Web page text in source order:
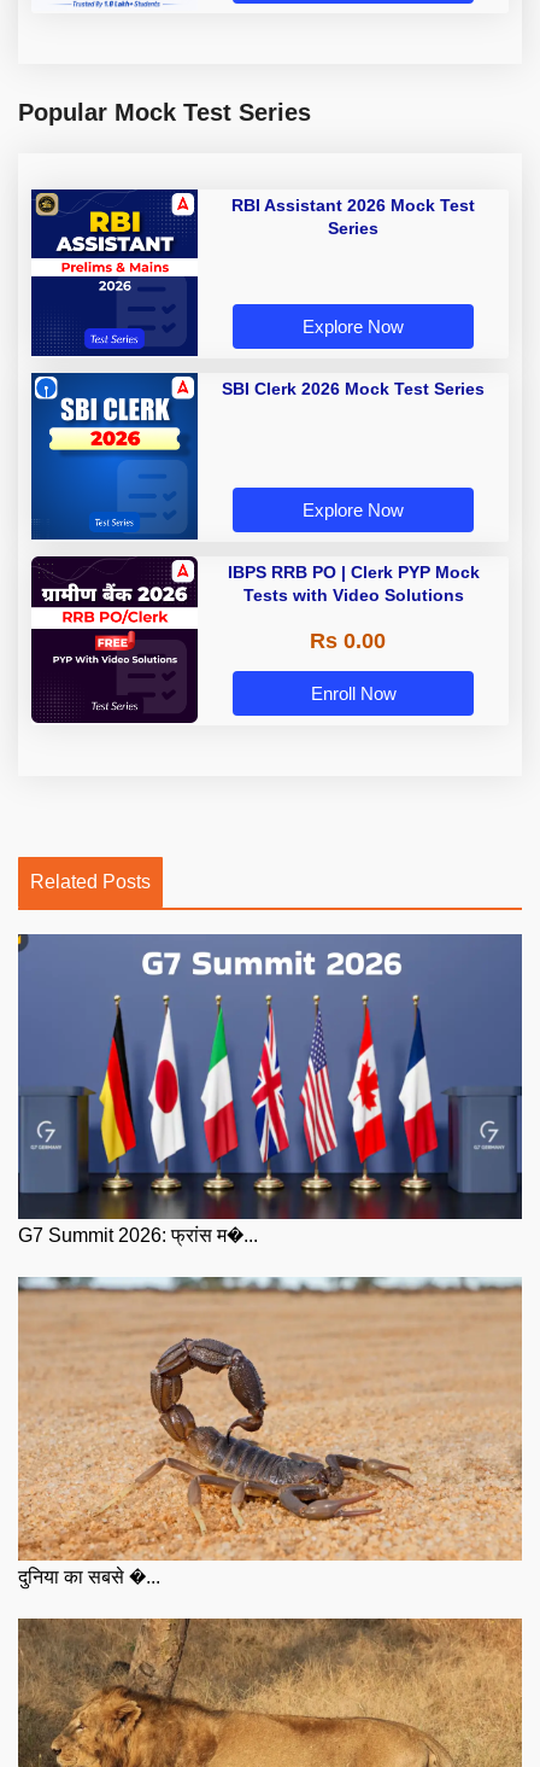
Popular Mock Test Series
RBI Assistant 2026 Mock Test
Series
Explore Now
SBI Clerk 2026 Mock Test Series
Explore Now
IBPS RRB PO | Clerk PYP Mock
Tests with Video Solutions
Rs 0.00
Enroll Now
Related Posts
G7 Summit 2026: फ्रांस म�...
दुनिया का सबसे �...